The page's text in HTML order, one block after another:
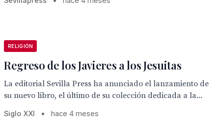
RELIGIÓN
Regreso de los Javieres a los Jesuitas
La editorial Sevilla Press ha anunciado el lanzamiento de
su nuevo libro, el último de su colección dedicada a la...
Siglo XXI • hace 4 meses